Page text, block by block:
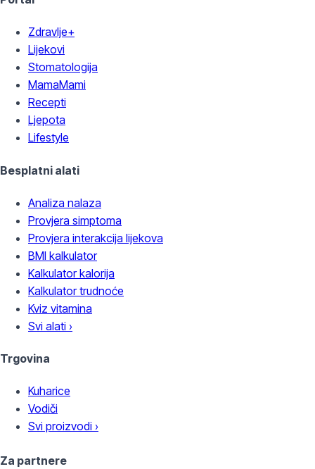
Zdravlje+
Lijekovi
Stomatologija
MamaMami
Recepti
Ljepota
Lifestyle
Besplatni alati
Analiza nalaza
Provjera simptoma
Provjera interakcija lijekova
BMI kalkulator
Kalkulator kalorija
Kalkulator trudnoće
Kviz vitamina
Svi alati ›
Trgovina
Kuharice
Vodiči
Svi proizvodi ›
Za partnere